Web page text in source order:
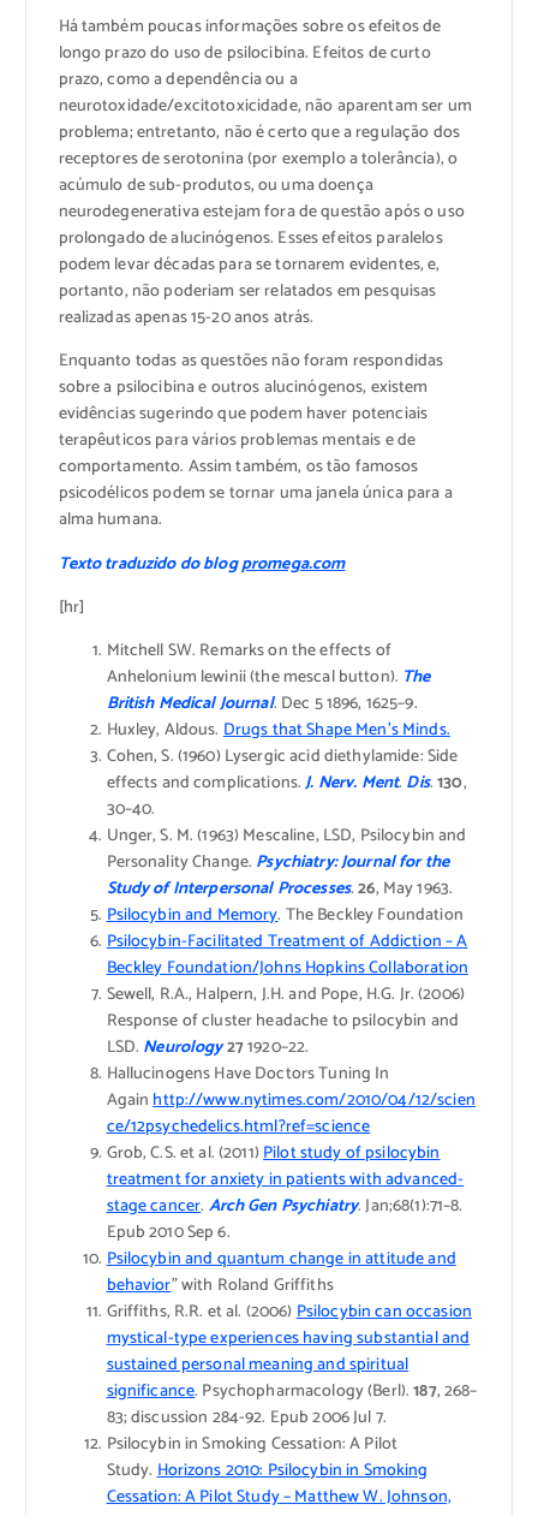
Há também poucas informações sobre os efeitos de
longo prazo do uso de psilocibina. Efeitos de curto
prazo, como a dependência ou a
neurotoxidade/excitotoxicidade, não aparentam ser um
problema; entretanto, não é certo que a regulação dos
receptores de serotonina (por exemplo a tolerância), o
acúmulo de sub-produtos, ou uma doença
neurodegenerativa estejam fora de questão após o uso
prolongado de alucinógenos. Esses efeitos paralelos
podem levar décadas para se tornarem evidentes, e,
portanto, não poderiam ser relatados em pesquisas
realizadas apenas 15-20 anos atrás.
Enquanto todas as questões não foram respondidas
sobre a psilocibina e outros alucinógenos, existem
evidências sugerindo que podem haver potenciais
terapêuticos para vários problemas mentais e de
comportamento. Assim também, os tão famosos
psicodélicos podem se tornar uma janela única para a
alma humana.
Texto traduzido do blogpromega.com
[hr]
Mitchell SW. Remarks on the effects of
Anhelonium lewinii (the mescal button). The
British Medical Journal. Dec 5 1896, 1625–9.
Huxley, Aldous.Drugs that Shape Men’s Minds.
Cohen, S. (1960) Lysergic acid diethylamide: Side
effects and complications.J. Nerv. Ment. Dis.130,
30–40.
Unger, S. M. (1963) Mescaline, LSD, Psilocybin and
Personality Change. Psychiatry: Journal for the
Study of Interpersonal Processes.26, May 1963.
Psilocybin and Memory. The Beckley Foundation
Psilocybin-Facilitated Treatment of Addiction – A
Beckley Foundation/Johns Hopkins Collaboration
Sewell, R.A., Halpern, J.H. and Pope, H.G. Jr. (2006)
Response of cluster headache to psilocybin and
LSD. Neurology271920–22.
Hallucinogens Have Doctors Tuning In
Againhttp://www.nytimes.com/2010/04/12/scien
ce/12psychedelics.html?ref=science
Grob, C.S. et al. (2011)Pilot study of psilocybin
treatment for anxiety in patients with advanced-
stage cancer. Arch Gen Psychiatry. Jan;68(1):71–8.
Epub 2010 Sep 6.
Psilocybin and quantum change in attitude and
behavior” with Roland Griffiths
Griffiths, R.R. et al. (2006)Psilocybin can occasion
mystical-type experiences having substantial and
sustained personal meaning and spiritual
significance. Psychopharmacology (Berl).187, 268–
83; discussion 284-92. Epub 2006 Jul 7.
Psilocybin in Smoking Cessation: A Pilot
Study.Horizons 2010: Psilocybin in Smoking
Cessation: A Pilot Study – Matthew W. Johnson,